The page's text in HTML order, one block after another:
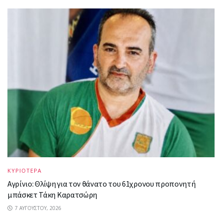
ΚΥΡΙΟΤΕΡΑ
Αγρίνιο: Θλίψη για τον θάνατο του 61χρονου προπονητή
μπάσκετ Τάκη Καρατσώρη
7 ΑΥΓΟΎΣΤΟΥ, 2026